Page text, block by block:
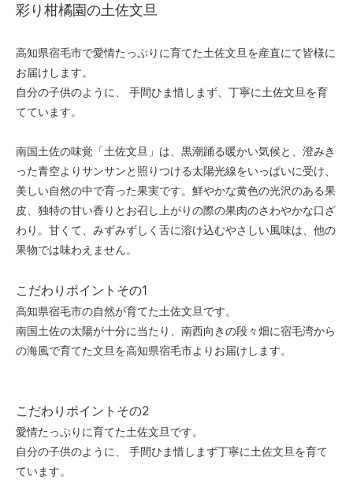
彩り柑橘園の土佐文旦
高知県宿毛市で愛情たっぷりに育てた土佐文旦を産直にて皆様に
お届けします。
自分の子供のように、 手間ひま惜しまず、丁寧に土佐文旦を育
てています。
南国土佐の味覚「土佐文旦」は、黒潮踊る暖かい気候と、澄みき
った青空よりサンサンと照りつける太陽光線をいっぱいに受け、
美しい自然の中で育った果実です。鮮やかな黄色の光沢のある果
皮、独特の甘い香りとお召し上がりの際の果肉のさわやかな口ざ
わり。甘くて、みずみずしく舌に溶け込むやさしい風味は、他の
果物では味わえません。
こだわりポイントその1
高知県宿毛市の自然が育てた土佐文旦です。
南国土佐の太陽が十分に当たり、南西向きの段々畑に宿毛湾から
の海風で育てた文旦を高知県宿毛市よりお届けします。
こだわりポイントその2
愛情たっぷりに育てた土佐文旦です。
自分の子供のように、 手間ひま惜しまず丁寧に土佐文旦を育て
ています。